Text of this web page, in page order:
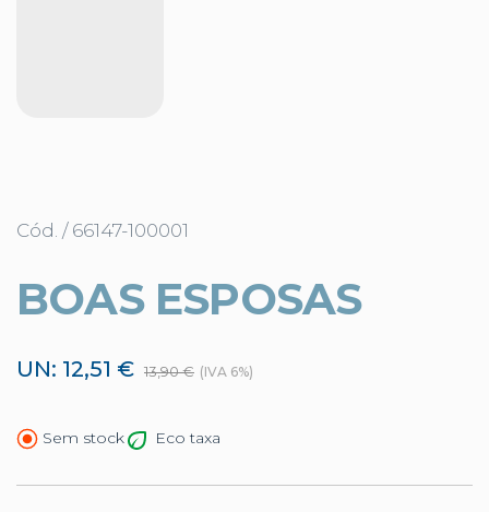
Cód. / 66147-100001
BOAS ESPOSAS
UN: 12,51 € 13,90 € (IVA 6%)
Sem stock Eco taxa